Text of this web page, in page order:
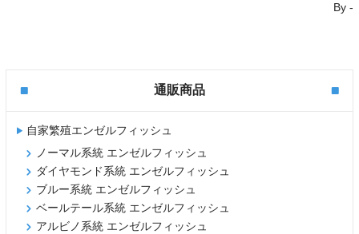
By-
通販商品
自家繁殖エンゼルフィッシュ
ノーマル系統 エンゼルフィッシュ
ダイヤモンド系統 エンゼルフィッシュ
ブルー系統 エンゼルフィッシュ
ベールテール系統 エンゼルフィッシュ
アルビノ系統 エンゼルフィッシュ